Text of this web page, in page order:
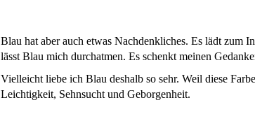
Blau hat aber auch etwas Nachdenkliches. Es lädt zum
lässt Blau mich durchatmen. Es schenkt meinen
Vielleicht liebe ich Blau deshalb so sehr. Weil diese
Leichtigkeit, Sehnsucht und Geborgenheit.